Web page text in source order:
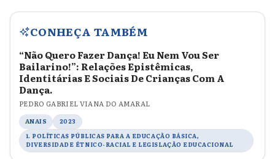
CONHEÇA TAMBÉM
“Não Quero Fazer Dança! Eu Nem Vou Ser
Bailarino!”: Relações Epistêmicas,
Identitárias E Sociais De Crianças Com A
Dança.
PEDRO GABRIEL VIANA DO AMARAL
ANAIS
2023
1. POLÍTICAS PÚBLICAS PARA A EDUCAÇÃO BÁSICA,
DIVERSIDADE ÉTNICO-RACIAL E LEGISLAÇÃO EDUCACIONAL